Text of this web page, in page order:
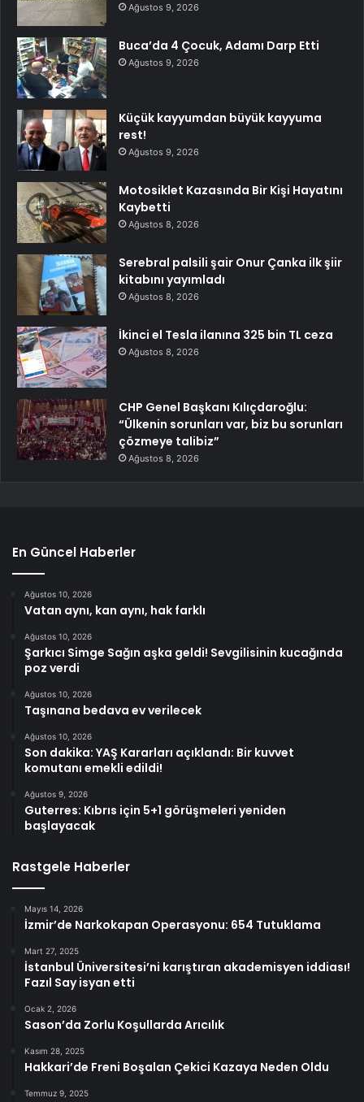
Ağustos 9, 2026
Buca’da 4 Çocuk, Adamı Darp Etti
Ağustos 9, 2026
Küçük kayyumdan büyük kayyuma
rest!
Ağustos 9, 2026
Motosiklet Kazasında Bir Kişi Hayatını
Kaybetti
Ağustos 8, 2026
Serebral palsili şair Onur Çanka ilk şiir
kitabını yayımladı
Ağustos 8, 2026
İkinci el Tesla ilanına 325 bin TL ceza
Ağustos 8, 2026
CHP Genel Başkanı Kılıçdaroğlu:
“Ülkenin sorunları var, biz bu sorunları
çözmeye talibiz”
Ağustos 8, 2026
En Güncel Haberler
Ağustos 10, 2026
Vatan aynı, kan aynı, hak farklı
Ağustos 10, 2026
Şarkıcı Simge Sağın aşka geldi! Sevgilisinin kucağında
poz verdi
Ağustos 10, 2026
Taşınana bedava ev verilecek
Ağustos 10, 2026
Son dakika: YAŞ Kararları açıklandı: Bir kuvvet
komutanı emekli edildi!
Ağustos 9, 2026
Guterres: Kıbrıs için 5+1 görüşmeleri yeniden
başlayacak
Rastgele Haberler
Mayıs 14, 2026
İzmir’de Narkokapan Operasyonu: 654 Tutuklama
Mart 27, 2025
İstanbul Üniversitesi’ni karıştıran akademisyen iddiası!
Fazıl Say isyan etti
Ocak 2, 2026
Sason’da Zorlu Koşullarda Arıcılık
Kasım 28, 2025
Hakkari’de Freni Boşalan Çekici Kazaya Neden Oldu
Temmuz 9, 2025